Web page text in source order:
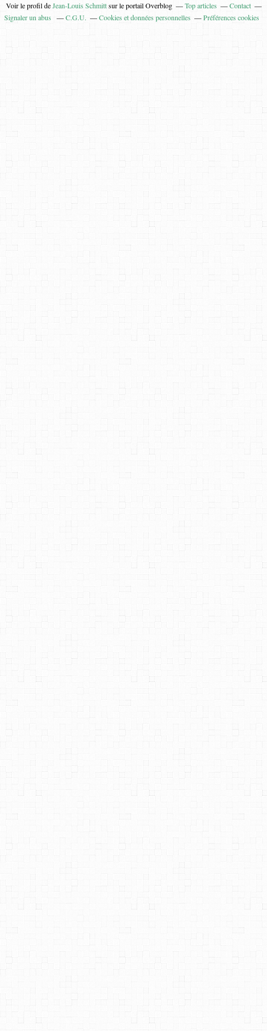
Voir le profil deJean-Louis Schmittsur le portail Overblog Top articles
Contact
Signaler un abus
C.G.U. Cookies et données personnelles Préférences cookies